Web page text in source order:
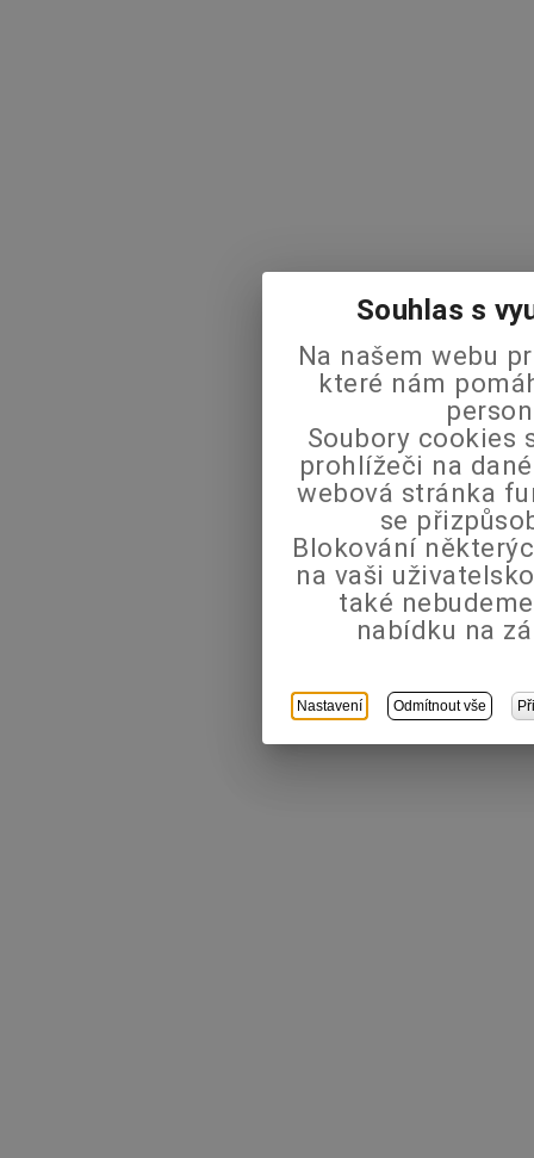
Souhlas s
Na našem webu
které nám
Soubory cookies
prohlížeči na
webová stránka
se
Blokování
na vaši
také
nabídku na
Nastavení Odmítnout vše